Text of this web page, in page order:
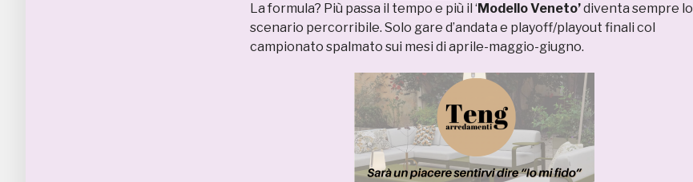
La formula? Più passa il tempo e più il ‘Modello Veneto’diventa sempre lo
scenario percorribile. Solo gare d’andata e playoff/playout finali col
campionato spalmato sui mesi di aprile-maggio-giugno.